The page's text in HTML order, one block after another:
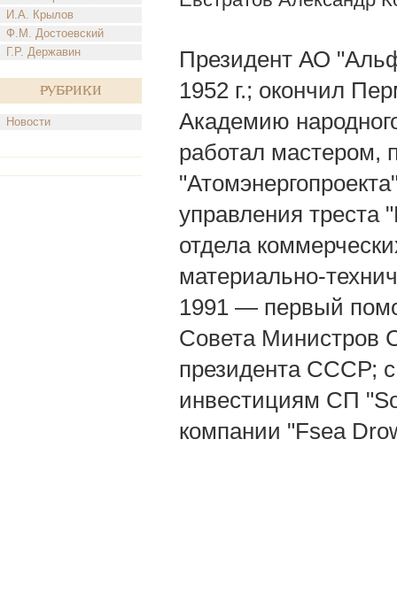
И.А. Крылов
Ф.М. Достоевский
Г.Р. Державин
Рубрики
Новости
Президент АО
1952 г.; окончил
Академию
работал мастером,
управления
отдела
материально-
1991 — первый
Совета Министров
президента СССР; с
инвестициям СП
компании "Fsеа